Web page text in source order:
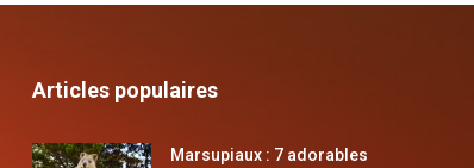
Articles populaires
Marsupiaux : 7 adorables